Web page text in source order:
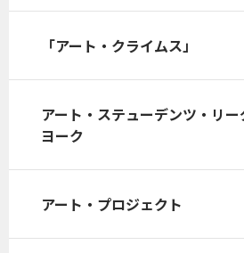
「アート・クライムス」
アート・ステューデンツ・リ
ヨーク
アート・プロジェクト